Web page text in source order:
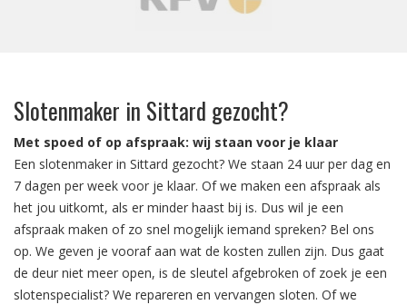
Slotenmaker in Sittard gezocht?
Met spoed of op afspraak: wij staan voor je klaar
Een slotenmaker in Sittard gezocht? We staan 24 uur per dag en
7 dagen per week voor je klaar. Of we maken een afspraak als
het jou uitkomt, als er minder haast bij is. Dus wil je een
afspraak maken of zo snel mogelijk iemand spreken? Bel ons
op. We geven je vooraf aan wat de kosten zullen zijn. Dus gaat
de deur niet meer open, is de sleutel afgebroken of zoek je een
slotenspecialist? We repareren en vervangen sloten. Of we